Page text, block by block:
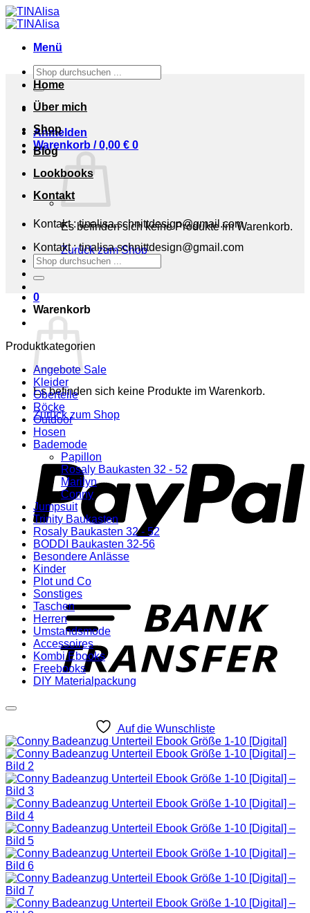
Zum
Inhalt
Menü
Suchen
nach:
Anmelden
Warenkorb /0,00 € 0
Es befinden sich keine Produkte im Warenkorb.
Zurück zum Shop
0
Warenkorb
Es befinden sich keine Produkte im Warenkorb.
Zurück zum Shop
Home
Über mich
Shop
Blog
Lookbooks
Kontakt
Kontakt : tinalisa.schnittdesign@gmail.com
Kontakt : tinalisa.schnittdesign@gmail.com
Suchen
nach:
Produktkategorien
Angebote Sale
Kleider
Oberteile
Röcke
Outdoor
Hosen
Bademode
Papillon
Rosaly Baukasten 32 - 52
Marilyn
Conny
Jumpsuit
Trinity Baukasten
Rosaly Baukasten 32 - 52
BODDI Baukasten 32-56
Besondere Anlässe
Kinder
Plot und Co
Sonstiges
Taschen
Herren
Umstandsmode
Accessoires
Kombi Ebooks
Freebooks
DIY Materialpackung
Auf die Wunschliste